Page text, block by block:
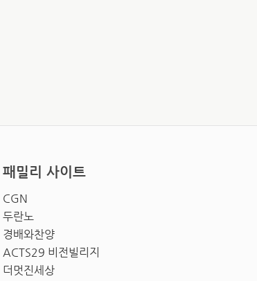
패밀리 사이트
CGN
두란노
경배와찬양
ACTS29 비전빌리지
더멋진세상